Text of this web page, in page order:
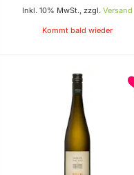
Inkl. 10% MwSt., zzgl. Versand
Kommt bald wieder